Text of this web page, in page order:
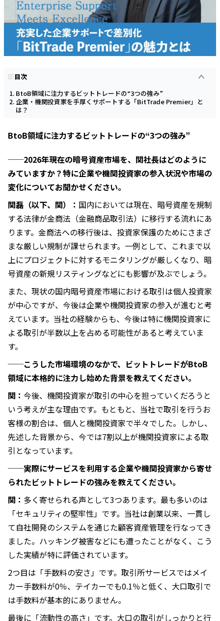
目次
BtoB領域に注力するビットトレードの“3つの強み”
企業・機関投資家を手厚くサポートする「BitTrade Premier」と
は？
BtoB領域に注力するビットトレードの“3つの強み”
──2026年現在の暗号資産市場を、関社長はどのように
みていますか？特に企業や機関投資家の参入状況や市場の
変化についてお聞かせください。
関磊（以下、関）： 国内においては現在、暗号資産を規制
する法律が金商法（金融商品取引法）に移行する流れにあ
ります。金商法への移行後は、投資家保護のためにさまざ
まな厳しい規制が課せられます。一例として、これまで以
上にプロジェクトに対するモニタリングが厳しくなり、暗
号資産の新規リスティングなどにも影響が及ぶでしょう。
また、現状の国内暗号資産市場における取引は個人投資家
が中心ですが、今後は企業や機関投資家の参入が進むと考
えています。当社の経験からも、今後は特に機関投資家に
よる取引が半数以上を占める可能性があると考えていま
す。
──こうした市場環境のなかで、ビットトレードがBtoB
領域に本格的に注力し始めた背景を教えてください。
関： 今後、機関投資家が取引の中心を担っていくだろうと
いう考えが主な理由です。もともと、当社で取引を行うお
客様の割合は、個人と機関投資家で半々でした。しかし、
先述した背景から、今では7割以上が機関投資家による取
引となっています。
──実際にサービスを利用する企業や機関投資家から寄せ
られたビットトレードの強みを教えてください。
関： 多く寄せられる声として3つあります。最も多いのは
「セキュリティの堅牢性」です。当社は創業以来、一貫し
て自社開発のシステムを通じた顧客資産管理を行なってき
ました。ハッキング被害などにも遭ったことがなく、こう
した実績が特に評価されています。
2つ目は「手数料の安さ」です。取引所サービスではメイ
カー手数料が0％、テイカーでも0.1％と低く、大口取引で
は手数料が基本的にありません。
最後に「流動性の高さ」です。大口の取引がしっかりと行